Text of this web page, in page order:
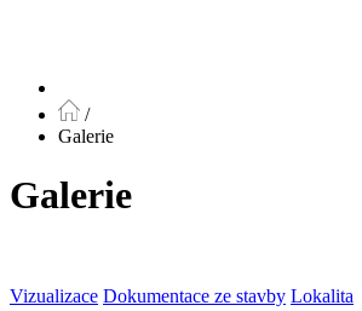
/
Galerie
Galerie
Vizualizace Dokumentace ze stavby Lokalita